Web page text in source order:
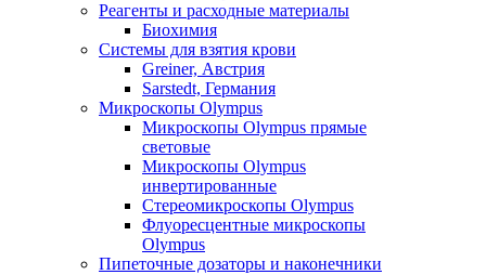
Реагенты и расходные материалы
Биохимия
Системы для взятия крови
Greiner, Австрия
Sarstedt, Германия
Микроскопы Olympus
Микроскопы Olympus прямые
световые
Микроскопы Olympus
инвертированные
Стереомикроскопы Olympus
Флуоресцентные микроскопы
Olympus
Пипеточные дозаторы и наконечники